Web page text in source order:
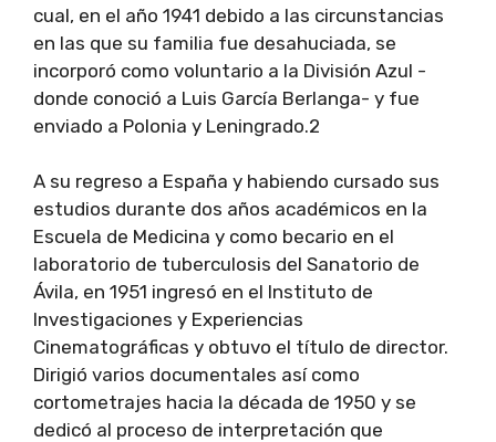
cual, en el año 1941 debido a las circunstancias
en las que su familia fue desahuciada, se
incorporó como voluntario a la División Azul -
donde conoció a Luis García Berlanga- y fue
enviado a Polonia y Leningrado.2
A su regreso a España y habiendo cursado sus
estudios durante dos años académicos en la
Escuela de Medicina y como becario en el
laboratorio de tuberculosis del Sanatorio de
Ávila, en 1951 ingresó en el Instituto de
Investigaciones y Experiencias
Cinematográficas y obtuvo el título de director.
Dirigió varios documentales así como
cortometrajes hacia la década de 1950 y se
dedicó al proceso de interpretación que